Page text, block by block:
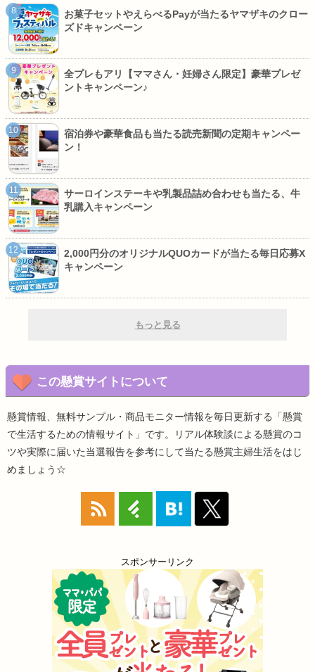
お菓子セットやえらべるPayが当たるヤマザキのクロー
ズドキャンペーン
全プレもアリ【ママさん・妊婦さん限定】豪華プレゼ
ントキャンペーン♪
宿泊券や豪華食品も当たる読売新聞の定期キャンペー
ン！
サーロインステーキや乳製品詰め合わせも当たる、牛
乳購入キャンペーン
2,000円分のオリジナルQUOカードが当たる毎日応募X
キャンペーン
もっと見る
この懸賞サイトについて
懸賞情報、無料サンプル・商品モニター情報を毎日更新する「懸賞
で生活するための情報サイト」です。リアル体験談による懸賞のコ
ツや実際に届いた当選報告を参考にして当たる懸賞主婦生活をはじ
めましょう☆
スポンサーリンク